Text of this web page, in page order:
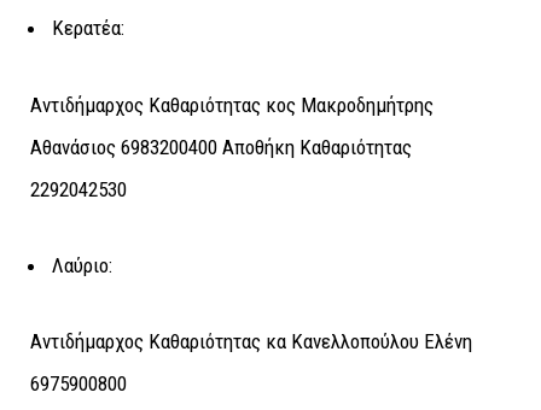
Κερατέα:
Αντιδήμαρχος Καθαριότητας κος Μακροδημήτρης
Αθανάσιος 6983200400 Αποθήκη Καθαριότητας
2292042530
Λαύριο:
Αντιδήμαρχος Καθαριότητας κα Κανελλοπούλου Ελένη
6975900800